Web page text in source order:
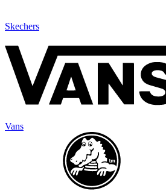
Skechers
Vans